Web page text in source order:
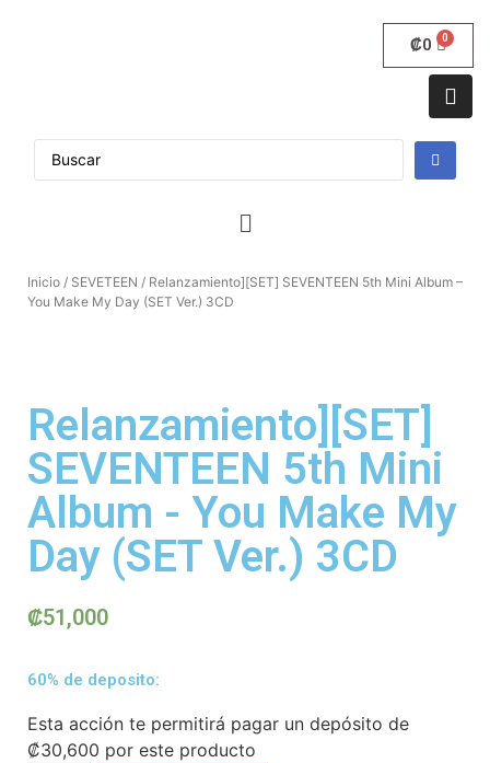
₡0
Inicio / SEVETEEN / Relanzamiento][SET] SEVENTEEN 5th Mini Album –
You Make My Day (SET Ver.) 3CD
Relanzamiento][SET]
SEVENTEEN 5th Mini
Album - You Make My
Day (SET Ver.) 3CD
₡51,000
60% de deposito:
Esta acción te permitirá pagar un depósito de
₡30,600 por este producto